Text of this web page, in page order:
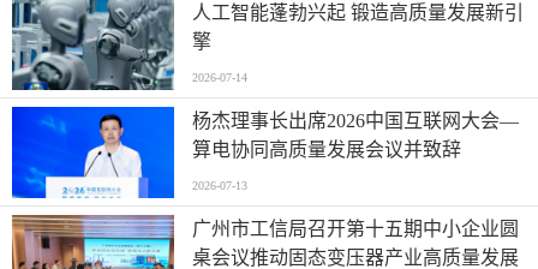
人工智能蓬勃兴起 锻造高质量发展新引
擎
2026-07-14
杨杰理事长出席2026中国互联网大会—
算电协同高质量发展会议并致辞
2026-07-13
广州市工信局召开第十五期中小企业圆
桌会议推动固态变压器产业高质量发展